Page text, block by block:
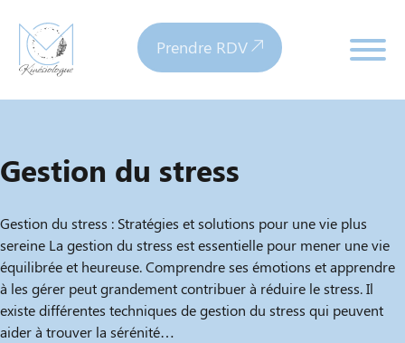
Prendre RDV
Gestion du stress
Gestion du stress : Stratégies et solutions pour une vie plus
sereine La gestion du stress est essentielle pour mener une vie
équilibrée et heureuse. Comprendre ses émotions et apprendre
à les gérer peut grandement contribuer à réduire le stress. Il
existe différentes techniques de gestion du stress qui peuvent
aider à trouver la sérénité…